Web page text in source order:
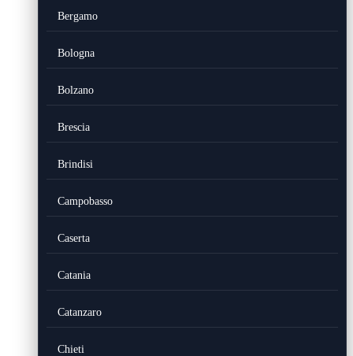
Bergamo
Bologna
Bolzano
Brescia
Brindisi
Campobasso
Caserta
Catania
Catanzaro
Chieti